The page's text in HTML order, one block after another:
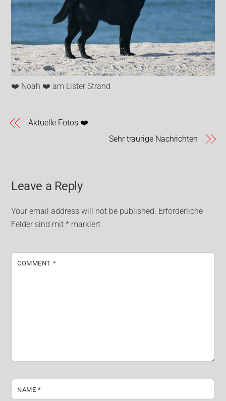
❤️ Noah ❤️ am Lister Strand
Aktuelle Fotos ❤️
Sehr traurige Nachrichten
Leave a Reply
Your email address will not be published. Erforderliche
Felder sind mit* markiert
COMMENT *
NAME *